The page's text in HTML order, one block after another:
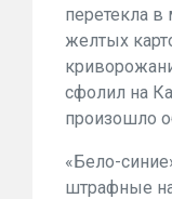
перетекла в
желтых
сфолил на
произошло
«Бело-
штрафные